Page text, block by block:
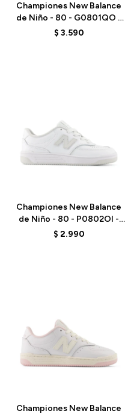
Championes New Balance
de Niño - 80 - G0801QO -
WHITE
$ 3.590
Championes New Balance
de Niño - 80 - P0802OI -
WHITE
$ 2.990
Championes New Balance